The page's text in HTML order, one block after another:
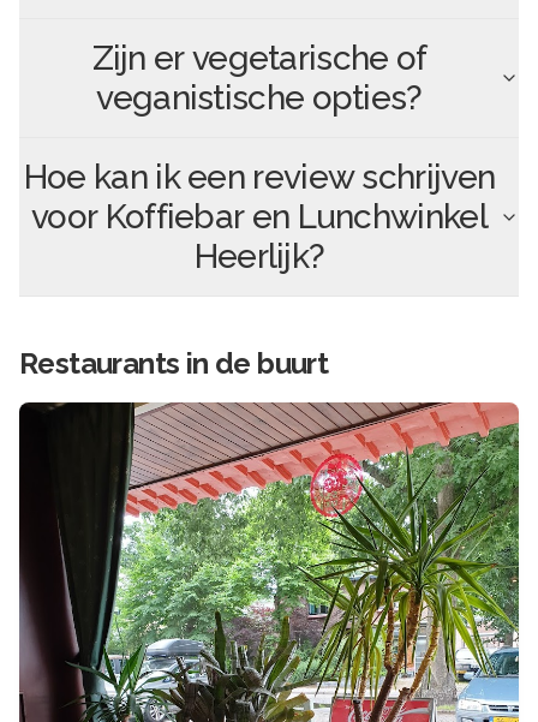
Zijn er vegetarische of
veganistische opties?
Hoe kan ik een review schrijven
voor Koffiebar en Lunchwinkel
Heerlijk?
Restaurants in de buurt